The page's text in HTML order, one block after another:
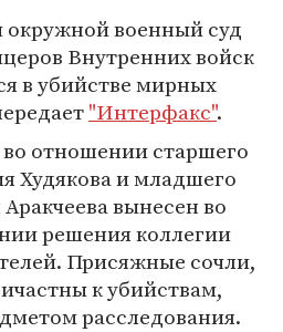
окружной военный суд
Внутренних войск
в убийстве мирных
"Интерфакс".
отношении старшего
Худякова и младшего
вынесен во
решения коллегии
Присяжные сочли,
к убийствам,
расследования.